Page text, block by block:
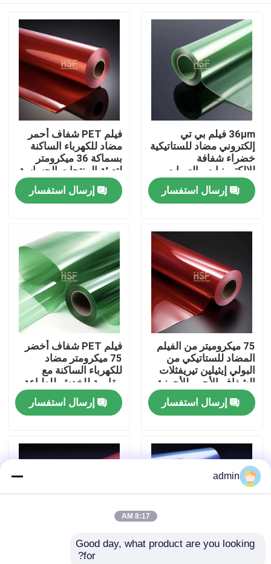
أشرطة فيديو
حول بنا
جولة في المعمل
ضبط الجودة
اتصل بنا
طلب اقتباس
فيلم البولي إيثيلين عالي الكثافة
36μm فيلم بي تي
إلكتروني مضاد للستاتيكية
خضراء شفافة
للإلكترونيات والعبوات
الطبية
إرسال استفسار
فيلم PET شفاف أحمر
مضاد للكهرباء الساكنة
بسماكة 36 ميكرومتر
لتعبئة المنتجات الحساسة
لتفريغ الشحنات
الكهروستاتيكية
إرسال استفسار
75 ميكروميتر من الفيلم
المضاد للستاتيكي من
البولي إيثيلين تيريفثلات
الشفاف الأحمر للأجهزة
الإلكترونية والسيارات
إرسال استفسار
فيلم PET شفاف أخضر
75 ميكرومتر مضاد
للكهرباء الساكنة مع
مقاومة للخدش للطباعة
والفنون الرسومية
إرسال استفسار
20 ميكرو متراً سمكها
admin
8:17 AM
Good day, what product are you looking
for?